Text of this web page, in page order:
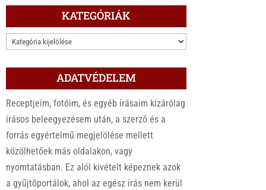
KATEGÓRIÁK
KATEGÓRIÁK
ADATVÉDELEM
Receptjeim, fotóim, és egyéb írásaim kizárólag
írásos beleegyezésem után, a szerző és a
forrás egyértelmű megjelölése mellett
közölhetőek más oldalakon, vagy
nyomtatásban. Ez alól kivételt képeznek azok
a gyűjtőportálok, ahol az egész írás nem kerül